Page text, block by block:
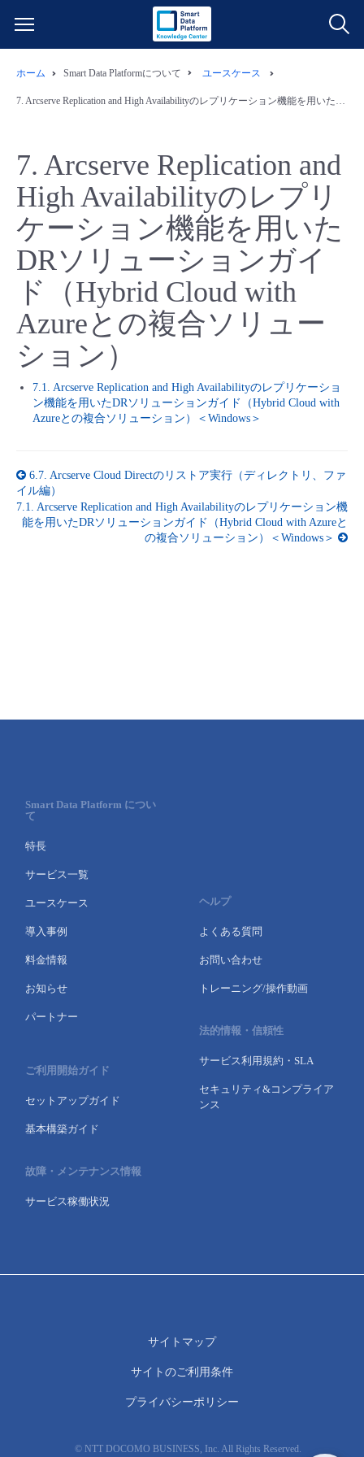
クラウド/サーバー
ネットワーク
IoT
モニタリング/監査
サポート
管理機能
データ利活用
クラウド/サーバー
ネットワーク
モニタリング/監査
サポート
すべてのメニューを見る
料金情報
料金シミュレーター
データ利活用
クラウド/サーバー
ネットワーク
IoT
サポート
ご利用開始ガイド
■ 管理機能
- 管理機能
■ セットアップガイド
- 新規お申し込み方法
- ユーザー機能の管理
- vUTM2
ユースケース
- バックアップ
- セキュリティ・監査
- データと分析
- マルチクラウド利用
故障/メンテナンス情報
サービス稼働状況
故障/メンテナンス履歴
定期メンテナンス
パートナー
協業パートナー
脱炭素化
ホーム Smart Data Platformについて ユースケース
7. Arcserve Replication and High Availabilityのレプリケーション機能を用いたDRソリューションガイド（Hybrid Cloud with Azureとの複合ソリューション）
7. Arcserve Replication and
High Availabilityのレプリ
ケーション機能を用いた
DRソリューションガイ
ド（Hybrid Cloud with
Azureとの複合ソリュー
ション）
7.1. Arcserve Replication and High Availabilityのレプリケーショ
ン機能を用いたDRソリューションガイド（Hybrid Cloud with
Azureとの複合ソリューション）＜Windows＞
6.7. Arcserve Cloud Directのリストア実行（ディレクトリ、ファ
イル編）
7.1. Arcserve Replication and High Availabilityのレプリケーション機
能を用いたDRソリューションガイド（Hybrid Cloud with Azureと
の複合ソリューション）＜Windows＞
Smart Data Platform につい
て
特長
サービス一覧
ユースケース
導入事例
料金情報
お知らせ
パートナー
ご利用開始ガイド
セットアップガイド
基本構築ガイド
故障・メンテナンス情報
サービス稼働状況
ヘルプ
よくある質問
お問い合わせ
トレーニング/操作動画
法的情報・信頼性
サービス利用規約・SLA
セキュリティ&コンプライア
ンス
© NTT DOCOMO BUSINESS, Inc. All Rights Reserved.
サイトマップ
サイトのご利用条件
プライバシーポリシー